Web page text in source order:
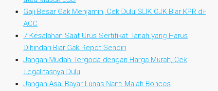
Gaji Besar Gak Menjamin, Cek Dulu SLIK OJK Biar KPR di-
ACC
7 Kesalahan Saat Urus Sertifikat Tanah yang Harus
Dihindari Biar Gak Repot Sendiri
Jangan Mudah Tergoda dengan Harga Murah, Cek
Legalitasnya Dulu
Jangan Asal Bayar Lunas Nanti Malah Boncos